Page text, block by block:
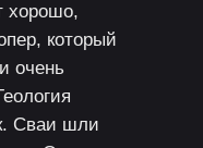
хорошо,
который
очень
Сваи шли